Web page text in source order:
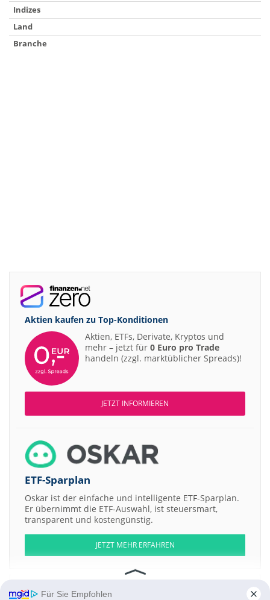
Indizes
Land
Branche
Aktien kaufen zu Top-Konditionen
Aktien, ETFs, Derivate, Kryptos und
mehr – jetzt für 0 Euro pro Trade
handeln (zzgl. marktüblicher Spreads)!
JETZT INFORMIEREN
ETF-Sparplan
Oskar ist der einfache und intelligente ETF-Sparplan.
Er übernimmt die ETF-Auswahl, ist steuersmart,
transparent und kostengünstig.
JETZT MEHR ERFAHREN
Für Sie Empfohlen